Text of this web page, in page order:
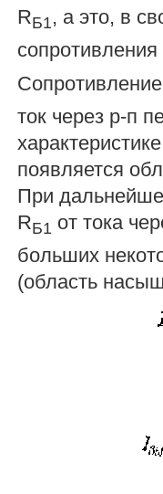
RБ1, а это, в
сопротивления
ток через р-п
появляется
При
RБ1 от тока
больших
(область